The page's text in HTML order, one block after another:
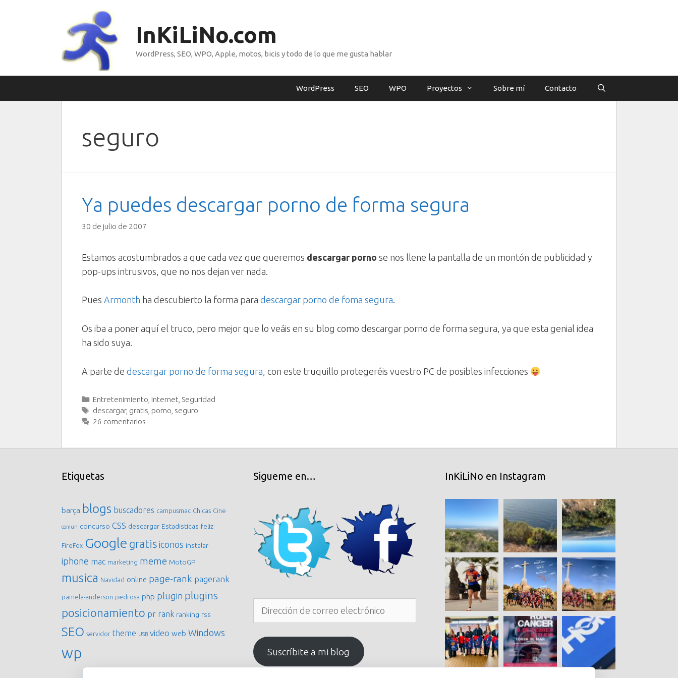
InKiLiNo.com
WordPress, SEO, WPO, Apple, motos, bicis y todo de lo que me gusta hablar
WordPress SEO WPO Proyectos Sobre mí Contacto
seguro
Ya puedes descargar porno de forma segura
30 de julio de 2007
Estamos acostumbrados a que cada vez que queremos descargar porno se nos llene la pantalla de un montón de publicidad y
pop-ups intrusivos, que no nos dejan ver nada.
Pues Armonth ha descubierto la forma para descargar porno de foma segura.
Os iba a poner aquí el truco, pero mejor que lo veáis en su blog como descargar porno de forma segura, ya que esta genial idea
ha sido suya.
A parte de descargar porno de forma segura, con este truquillo protegeréis vuestro PC de posibles infecciones
Categorías
Entretenimiento Internet Seguridad
Etiquetas
descargar, gratis porno seguro
26 comentarios
Etiquetas
barça blogs buscadores campusmac Chicas Cine
comun concurso CSS descargar Estadisticas feliz
FireFox Google gratis iconos instalar
iphone mac marketing meme MotoGP
musica Navidad online page-rank pagerank
pamela-anderson pedrosa php plugin plugins
posicionamiento pr rank ranking rss
SEO servidor theme USB video web Windows
wp
Sigueme en…
electrónico
Suscríbite a mi blog
InKiLiNo en Instagram